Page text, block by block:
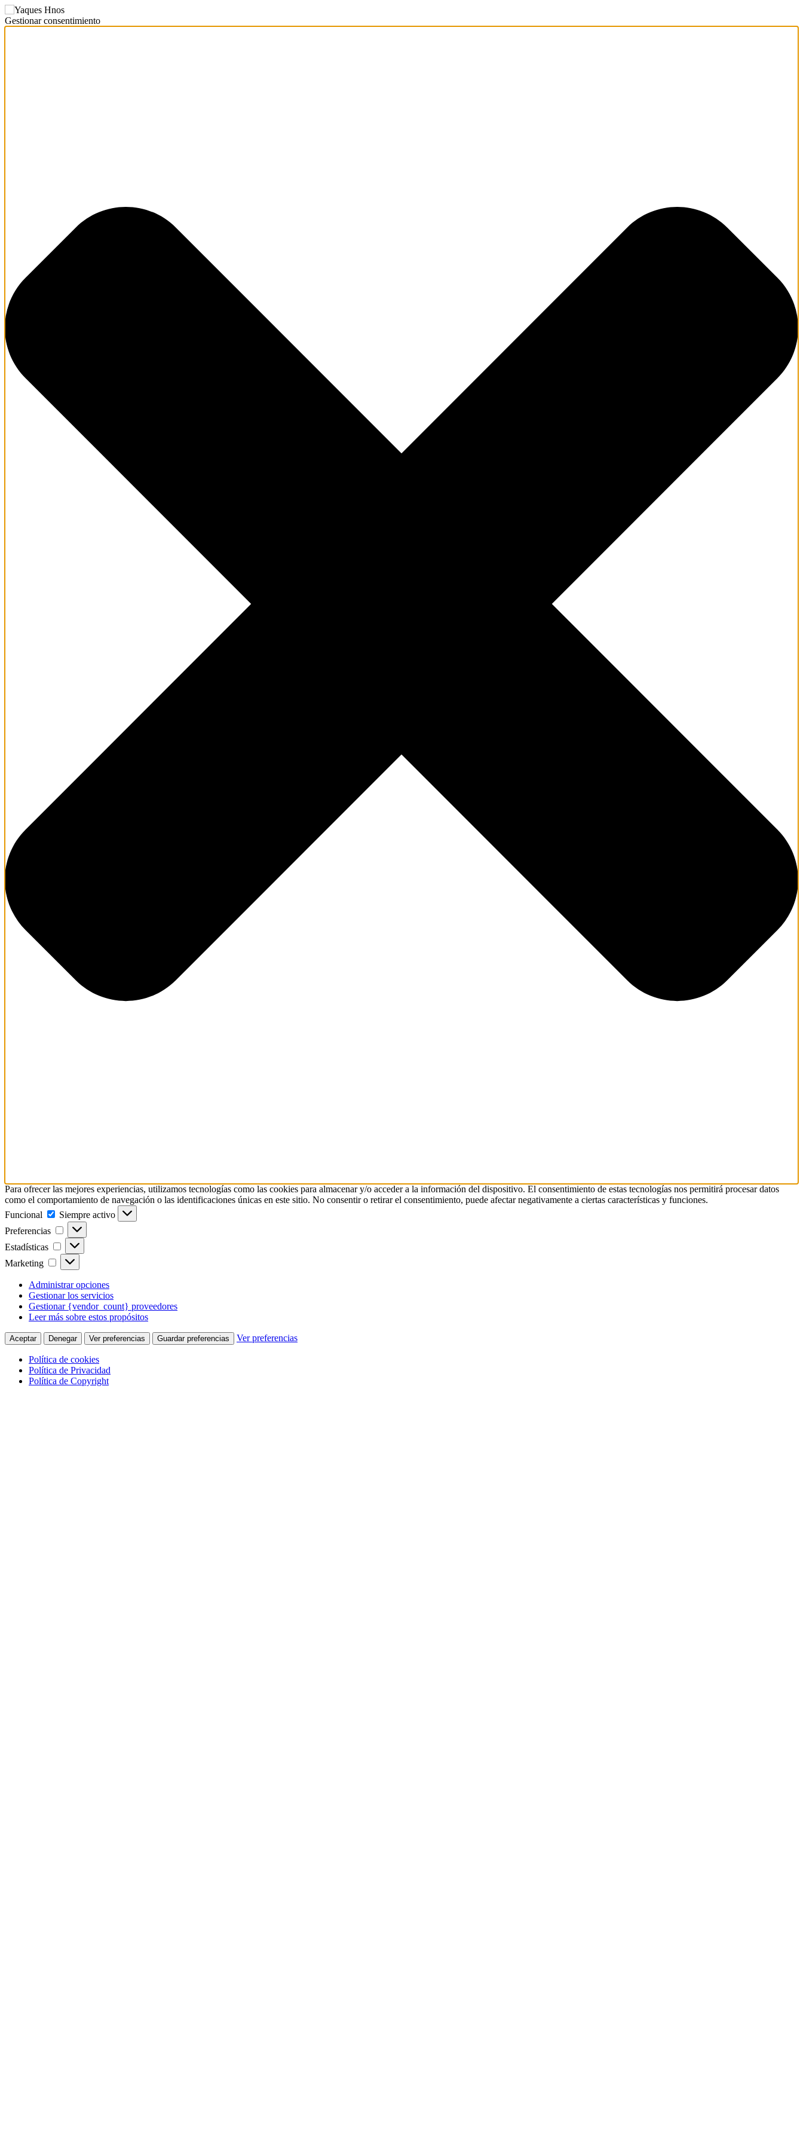
Gestionar consentimiento
Para ofrecer las mejores experiencias, utilizamos tecnologías como las cookies para almacenar y/o acceder a la información del dispositivo. El consentimiento de estas tecnologías nos permitirá procesar datos
como el comportamiento de navegación o las identificaciones únicas en este sitio. No consentir o retirar el consentimiento, puede afectar negativamente a ciertas características y funciones.
Funcional
Funcional
Siempre activo
Preferencias
Preferencias
Estadísticas Estadísticas
Marketing Marketing
Administrar opciones
Gestionar los servicios
Gestionar {vendor_count} proveedores
Leer más sobre estos propósitos
Aceptar Denegar Ver preferencias Guardar preferencias Ver preferencias
Política de cookies
Política de Privacidad
Política de Copyright